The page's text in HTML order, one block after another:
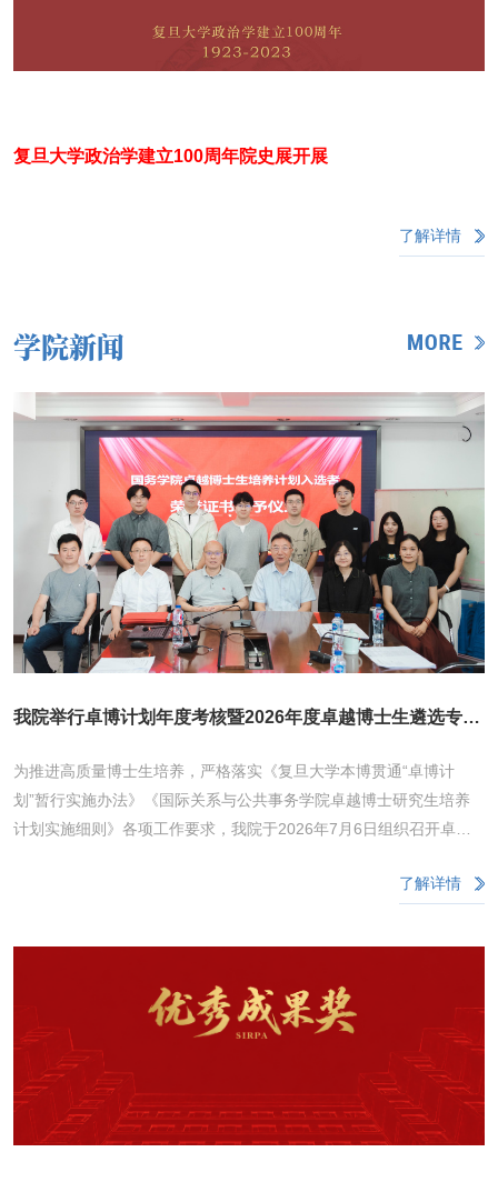
复旦大学政治学建立100周年院史展开展
了解详情
学院新闻
我院举行卓博计划年度考核暨2026年度卓越博士生遴选专题
为推进高质量博士生培养，严格落实《复旦大学本博贯通“卓博计
划”暂行实施办法》《国际关系与公共事务学院卓越博士研究生培养
计划实施细则》各项工作要求，我院于2026年7月6日组织召开卓越
项会议。本次考核遴选工作组由学院党委书记潘伟杰、副院长张骥、
授、公共行政系副主任郑冰岛副教授组成，全院13名在培卓越博士
次围绕自身思想素养、科研实践履历与学术产出、学位论文阶段性推
进情况、课程学分修读进度、下一学年科研学习规划五大维度作全面
汇报。考核工作组认真聆听每位博士生的汇报内容，结合各位同学的
实际科研学习现状，逐一给出精准务实、可落地的改进意见。会议同
步审核2026年度卓越博士生培养计划申报材料，择优确定新一届培
养候选人选。学院将为成功入选的博士生配套专项科研经费支持，激
了解详情